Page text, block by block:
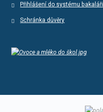
Přihlášení do systému bakaláři
Schránka důvěry